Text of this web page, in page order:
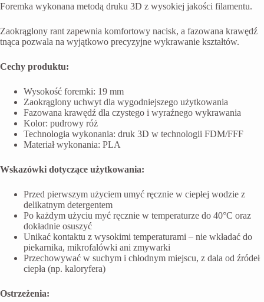
Foremka wykonana metodą druku 3D z wysokiej jakości filamentu.
Zaokrąglony rant zapewnia komfortowy nacisk, a fazowana krawędź
tnąca pozwala na wyjątkowo precyzyjne wykrawanie kształtów.
Cechy produktu:
Wysokość foremki: 19 mm
Zaokrąglony uchwyt dla wygodniejszego użytkowania
Fazowana krawędź dla czystego i wyraźnego wykrawania
Kolor: pudrowy róż
Technologia wykonania: druk 3D w technologii FDM/FFF
Materiał wykonania: PLA
Wskazówki dotyczące użytkowania:
Przed pierwszym użyciem umyć ręcznie w ciepłej wodzie z
delikatnym detergentem
Po każdym użyciu myć ręcznie w temperaturze do 40°C oraz
dokładnie osuszyć
Unikać kontaktu z wysokimi temperaturami – nie wkładać do
piekarnika, mikrofalówki ani zmywarki
Przechowywać w suchym i chłodnym miejscu, z dala od źródeł
ciepła (np. kaloryfera)
Ostrzeżenia: